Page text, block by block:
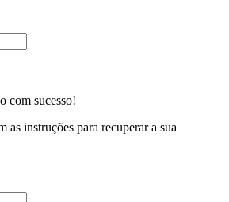
com sucesso!
as instruções para recuperar a sua